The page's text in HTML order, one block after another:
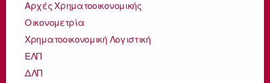
Αρχές Χρηματοοικονομικής
Οικονομετρία
Χρηματοοικονομική Λογιστική
ΕΛΠ
ΔΛΠ